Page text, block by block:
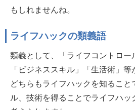
もしれませんね。
ライフハックの類義語
類義として、「ライフコントロー
「ビジネススキル」「生活術」等
どちらもライフハックを知ること
ル、技術を得ることでライフハッ